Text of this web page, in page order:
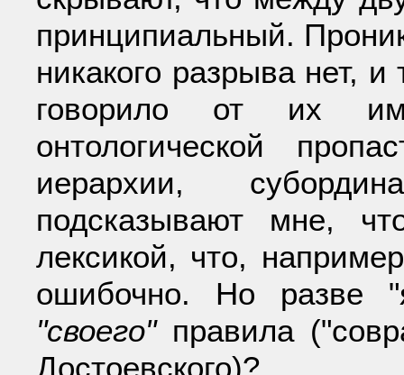
принципиальный.
никакого разрыва нет,
говорило от их
онтологической
иерархии,
подсказывают мне,
лексикой, что,
ошибочно. Но разве
"своего" правила
Достоевского)?